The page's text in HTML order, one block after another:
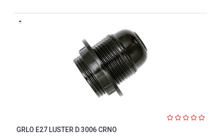
-
GRLO E27 LUSTER D.3006 CRNO